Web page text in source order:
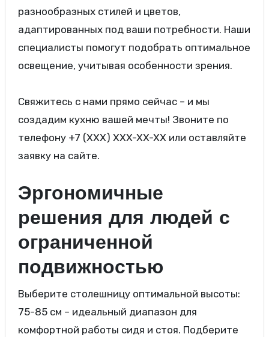
разнообразных стилей и цветов,
адаптированных под ваши потребности. Наши
специалисты помогут подобрать оптимальное
освещение, учитывая особенности зрения.
Свяжитесь с нами прямо сейчас – и мы
создадим кухню вашей мечты! Звоните по
телефону +7 (XXX) XXX-XX-XX или оставляйте
заявку на сайте.
Эргономичные
решения для людей с
ограниченной
подвижностью
Выберите столешницу оптимальной высоты:
75-85 см – идеальный диапазон для
комфортной работы сидя и стоя. Подберите